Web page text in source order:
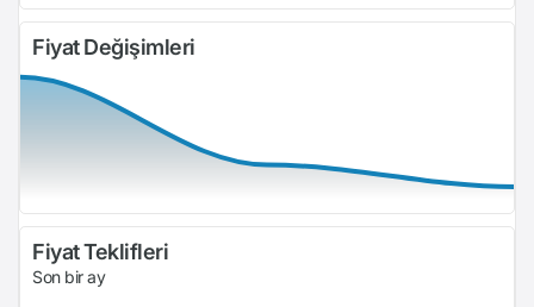
Fiyat Değişimleri
Fiyat Teklifleri
Son bir ay